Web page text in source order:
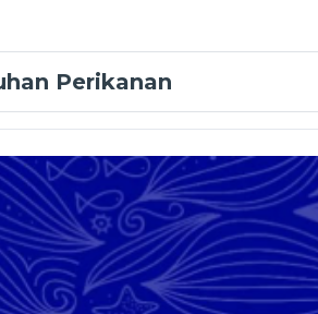
Perikanan